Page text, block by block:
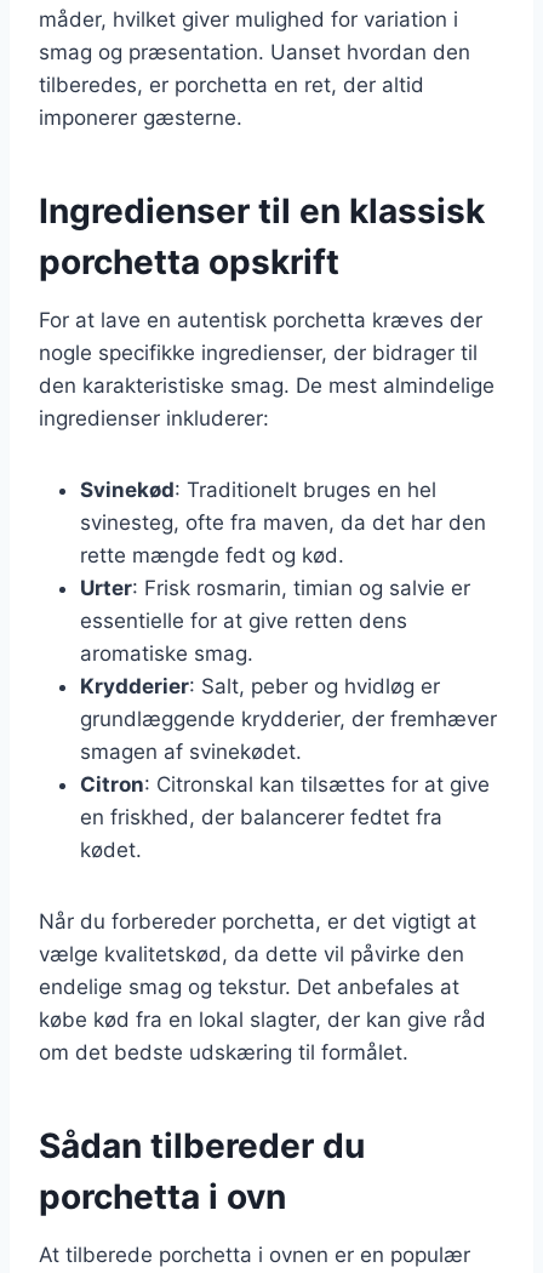
måder, hvilket giver mulighed for variation i
smag og præsentation. Uanset hvordan den
tilberedes, er porchetta en ret, der altid
imponerer gæsterne.
Ingredienser til en klassisk
porchetta opskrift
For at lave en autentisk porchetta kræves der
nogle specifikke ingredienser, der bidrager til
den karakteristiske smag. De mest almindelige
ingredienser inkluderer:
Svinekød: Traditionelt bruges en hel
svinesteg, ofte fra maven, da det har den
rette mængde fedt og kød.
Urter: Frisk rosmarin, timian og salvie er
essentielle for at give retten dens
aromatiske smag.
Krydderier: Salt, peber og hvidløg er
grundlæggende krydderier, der fremhæver
smagen af svinekødet.
Citron: Citronskal kan tilsættes for at give
en friskhed, der balancerer fedtet fra
kødet.
Når du forbereder porchetta, er det vigtigt at
vælge kvalitetskød, da dette vil påvirke den
endelige smag og tekstur. Det anbefales at
købe kød fra en lokal slagter, der kan give råd
om det bedste udskæring til formålet.
Sådan tilbereder du
porchetta i ovn
At tilberede porchetta i ovnen er en populær